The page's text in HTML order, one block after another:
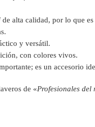
alta calidad, por lo que
y versátil.
con colores vivos.
es un accesorio
de «Profesionales del